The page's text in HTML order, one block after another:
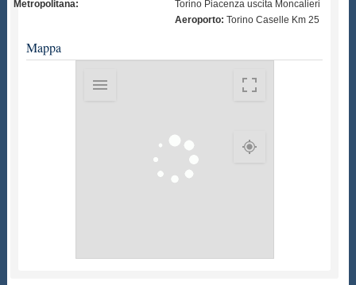
Metropolitana:
Torino Piacenza uscita Moncalieri
Aeroporto: Torino Caselle Km 25
Mappa